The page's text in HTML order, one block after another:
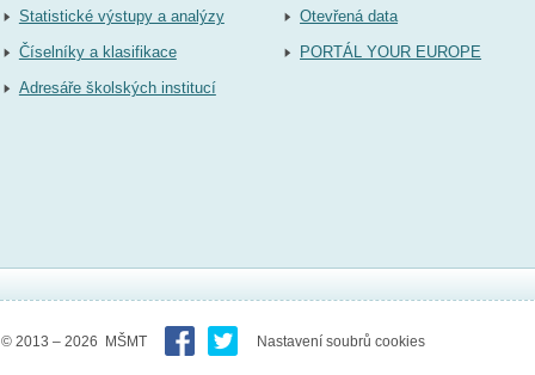
Statistické výstupy a analýzy
Číselníky a klasifikace
Adresáře školských institucí
Otevřená data
PORTÁL YOUR EUROPE
© 2013 – 2026 MŠMT Nastavení soubrů cookies